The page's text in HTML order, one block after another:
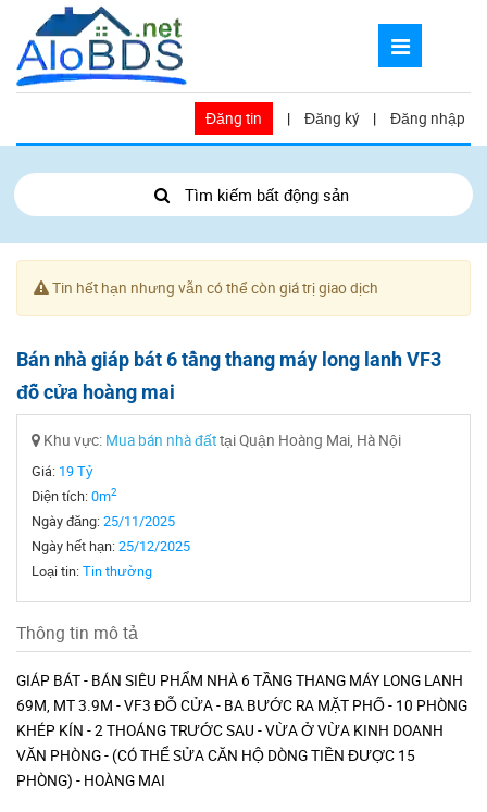
Đăng tin | Đăng ký | Đăng nhập
Tìm kiếm bất động sản
Tin hết hạn nhưng vẫn có thể còn giá trị giao dịch
Bán nhà giáp bát 6 tầng thang máy long lanh VF3
đỗ cửa hoàng mai
Khu vực: Mua bán nhà đấttại Quận Hoàng Mai, Hà Nội
Giá: 19 Tỷ
Diện tích:0m2
Ngày đăng:25/11/2025
Ngày hết hạn:25/12/2025
Loại tin:Tin thường
Thông tin mô tả
GIÁP BÁT - BÁN SIÊU PHẨM NHÀ 6 TẦNG THANG MÁY LONG LANH
69M, MT 3.9M - VF3 ĐỖ CỬA - BA BƯỚC RA MẶT PHỐ - 10 PHÒNG
KHÉP KÍN - 2 THOÁNG TRƯỚC SAU - VỪA Ở VỪA KINH DOANH
VĂN PHÒNG - (CÓ THỂ SỬA CĂN HỘ DÒNG TIỀN ĐƯỢC 15
PHÒNG) - HOÀNG MAI